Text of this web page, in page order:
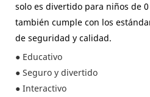
solo es divertido para niños de
también cumple con los
de seguridad y calidad.
● Educativo
● Seguro y divertido
● Interactivo